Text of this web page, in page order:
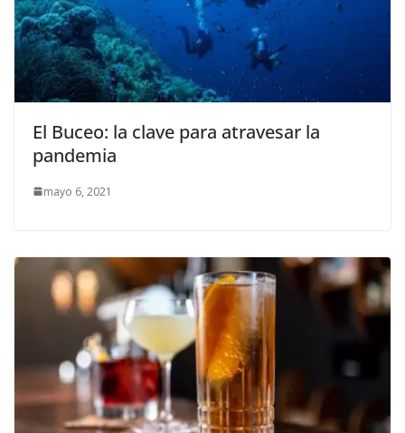
El Buceo: la clave para atravesar la
pandemia
mayo 6, 2021